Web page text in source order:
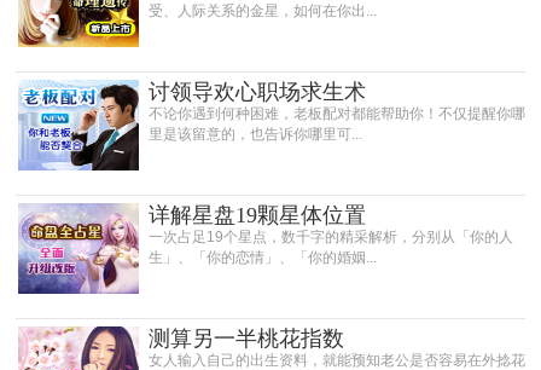
受、人际关系的金星，如何在你出...
讨领导欢心职场求生术
不论你遇到何种困难，老板配对都能帮助你！不仅提醒你哪
里是该留意的，也告诉你哪里可...
详解星盘19颗星体位置
一次占足19个星点，数千字的精采解析，分别从「你的人
生」、「你的恋情」、「你的婚姻...
测算另一半桃花指数
女人输入自己的出生资料，就能预知老公是否容易在外捻花